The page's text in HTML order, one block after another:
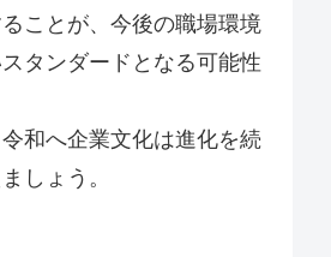
ことが、今後の職場環境
タンダードとなる可能性
和へ企業文化は進化を続
しょう。